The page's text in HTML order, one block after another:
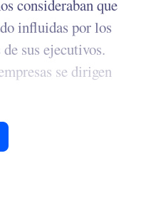
consideraban que
influidas por los
sus ejecutivos.
se dirigen